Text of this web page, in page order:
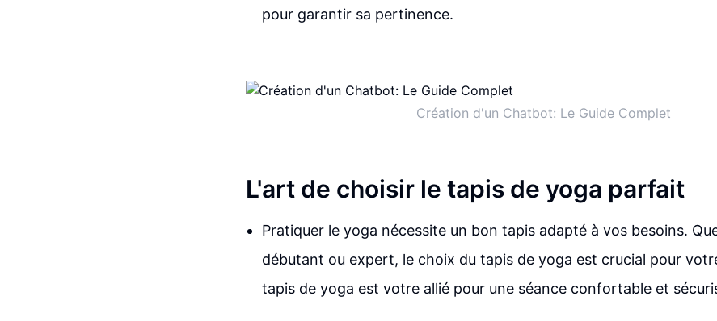
pour garantir sa pertinence.
Création d'un Chatbot: Le Guide Complet
L'art de choisir le tapis de yoga parfait
Pratiquer le yoga nécessite un bon tapis adapté à vos besoins.
débutant ou expert, le choix du tapis de yoga est crucial pour
tapis de yoga est votre allié pour une séance confortable et